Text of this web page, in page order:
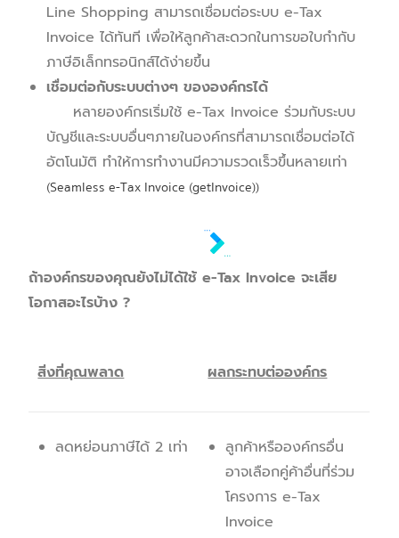
Line Shopping สามารถเชื่อมต่อระบบ e-Tax
Invoice ได้ทันที เพื่อให้ลูกค้าสะดวกในการขอใบกำกับ
ภาษีอิเล็กทรอนิกส์ได้ง่ายขึ้น
เชื่อมต่อกับระบบต่างๆ ขององค์กรได้
หลายองค์กรเริ่มใช้ e-Tax Invoice ร่วมกับระบบ
บัญชีและระบบอื่นๆภายในองค์กรที่สามารถเชื่อมต่อได้
อัตโนมัติ ทำให้การทำงานมีความรวดเร็วขึ้นหลายเท่า
(Seamless e-Tax Invoice (getInvoice))
ถ้าองค์กรของคุณยังไม่ได้ใช้e-Tax Invoiceจะเสีย
โอกาสอะไรบ้าง?
สิ่งที่คุณพลาด ผลกระทบต่อองค์กร
ลดหย่อนภาษีได้ 2 เท่า
ลูกค้าหรือองค์กรอื่น
อาจเลือกคู่ค้าอื่นที่ร่วม
โครงการ e-Tax
Invoice